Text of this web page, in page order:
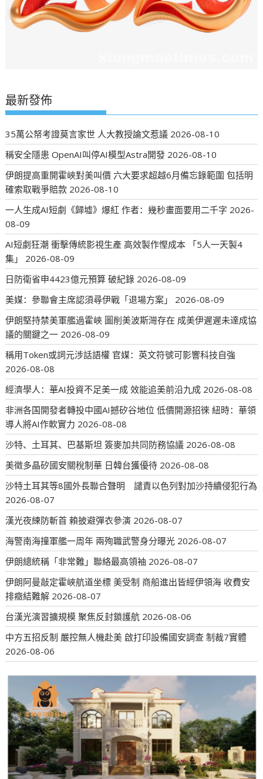
最新發佈
35萬公帑考證莫言家世 人大教授論文惹議 2026-08-10
稱安全隱患 OpenAI叫停AI模型Astra開發 2026-08-10
伊朗提高重開霍峽對美叫價 六大要求超越6月備忘錄範圍 包括明
確索取戰爭賠款 2026-08-10
一人生成AI短劇《歸墟》爆紅 作者：幾秒畫面要用二千字 2026-
08-09
AI短劇狂潮 衝擊傳統影視生產 高效製作慳成本 「5人一天製4
集」
2026-08-09
日防衛省申4423億元預算 破紀錄 2026-08-09
美媒：參聯會主席認須尋伊戰「退場方案」
2026-08-09
伊朗堅持禁美軍艦過霍峽 圖削美波斯灣存在 成美伊遲遲未達成協
議的關鍵之一 2026-08-09
稱用Token或詞元涉話語權 官媒：英文符號可影響科技自強
2026-08-08
經濟學人：華AI投資不足美一成 效能追美前沿九成 2026-08-08
非洲各国開發者轉投中國AI撼矽谷地位 低價開源招徠 紐時：華領
導人將AI作軟實力 2026-08-08
沙特、土耳其、巴基斯坦 簽麥加共同防務協議 2026-08-08
美徵多晶矽國安關稅制華 日韓台獲優待 2026-08-08
沙特土耳其等8國外長聯合聲明 譴責以色列對加沙持續侵犯行為
2026-08-07
漢光夜練防斬首 賴披避彈衣參演 2026-08-07
海警南海撞軍艦一周年 兩殉職武警身分曝光 2026-08-07
伊朗總統稱「非常難」聯絡最高領袖 2026-08-07
伊朗阿曼敲定霍峽航道坐標 美受制 商船進出皆經伊領海 收費安
排癥結難解 2026-08-07
台漢光演習擴規模 聚焦反封鎖護航 2026-08-06
中方五招反制 嚴控無人機赴美 啟打印設備國安調查 制裁7實體
2026-08-06